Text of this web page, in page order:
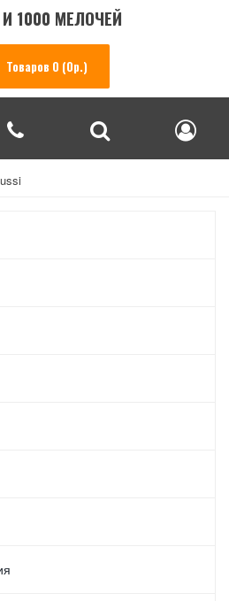
1000 МЕЛОЧЕЙ
Товаров 0 (0р.)